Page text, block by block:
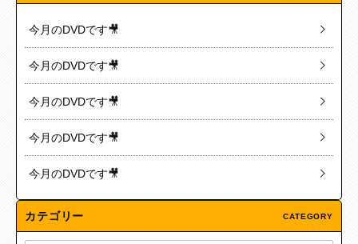
今月のDVDです🎥
今月のDVDです🎥
今月のDVDです🎥
今月のDVDです🎥
今月のDVDです🎥
カテゴリー CATEGORY